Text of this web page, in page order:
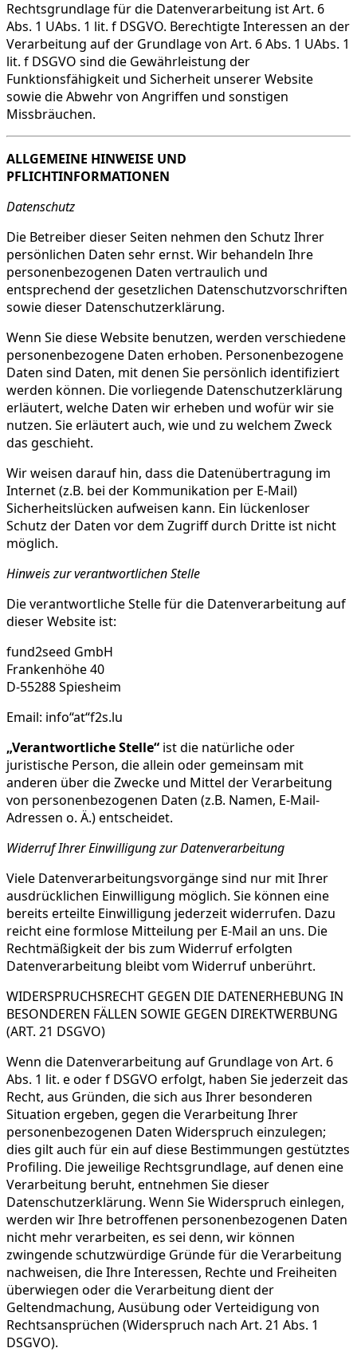
Rechtsgrundlage für die Datenverarbeitung ist Art. 6
Abs. 1 UAbs. 1 lit. f DSGVO. Berechtigte Interessen an der
Verarbeitung auf der Grundlage von Art. 6 Abs. 1 UAbs. 1
lit. f DSGVO sind die Gewährleistung der
Funktionsfähigkeit und Sicherheit unserer Website
sowie die Abwehr von Angriffen und sonstigen
Missbräuchen.
ALLGEMEINE HINWEISE UND
PFLICHTINFORMATIONEN
Datenschutz
Die Betreiber dieser Seiten nehmen den Schutz Ihrer
persönlichen Daten sehr ernst. Wir behandeln Ihre
personenbezogenen Daten vertraulich und
entsprechend der gesetzlichen Datenschutzvorschriften
sowie dieser Datenschutzerklärung.
Wenn Sie diese Website benutzen, werden verschiedene
personenbezogene Daten erhoben. Personenbezogene
Daten sind Daten, mit denen Sie persönlich identifiziert
werden können. Die vorliegende Datenschutzerklärung
erläutert, welche Daten wir erheben und wofür wir sie
nutzen. Sie erläutert auch, wie und zu welchem Zweck
das geschieht.
Wir weisen darauf hin, dass die Datenübertragung im
Internet (z.B. bei der Kommunikation per E-Mail)
Sicherheitslücken aufweisen kann. Ein lückenloser
Schutz der Daten vor dem Zugriff durch Dritte ist nicht
möglich.
Hinweis zur verantwortlichen Stelle
Die verantwortliche Stelle für die Datenverarbeitung auf
dieser Website ist:
fund2seed GmbH
Frankenhöhe 40
D-55288 Spiesheim
Email: info“at“f2s.lu
„Verantwortliche Stelle“ ist die natürliche oder
juristische Person, die allein oder gemeinsam mit
anderen über die Zwecke und Mittel der Verarbeitung
von personenbezogenen Daten (z.B. Namen, E-Mail-
Adressen o. Ä.) entscheidet.
Widerruf Ihrer Einwilligung zur Datenverarbeitung
Viele Datenverarbeitungsvorgänge sind nur mit Ihrer
ausdrücklichen Einwilligung möglich. Sie können eine
bereits erteilte Einwilligung jederzeit widerrufen. Dazu
reicht eine formlose Mitteilung per E-Mail an uns. Die
Rechtmäßigkeit der bis zum Widerruf erfolgten
Datenverarbeitung bleibt vom Widerruf unberührt.
WIDERSPRUCHSRECHT GEGEN DIE DATENERHEBUNG IN
BESONDEREN FÄLLEN SOWIE GEGEN DIREKTWERBUNG
(ART. 21 DSGVO)
Wenn die Datenverarbeitung auf Grundlage von Art. 6
Abs. 1 lit. e oder f DSGVO erfolgt, haben Sie jederzeit das
Recht, aus Gründen, die sich aus Ihrer besonderen
Situation ergeben, gegen die Verarbeitung Ihrer
personenbezogenen Daten Widerspruch einzulegen;
dies gilt auch für ein auf diese Bestimmungen gestütztes
Profiling. Die jeweilige Rechtsgrundlage, auf denen eine
Verarbeitung beruht, entnehmen Sie dieser
Datenschutzerklärung. Wenn Sie Widerspruch einlegen,
werden wir Ihre betroffenen personenbezogenen Daten
nicht mehr verarbeiten, es sei denn, wir können
zwingende schutzwürdige Gründe für die Verarbeitung
nachweisen, die Ihre Interessen, Rechte und Freiheiten
überwiegen oder die Verarbeitung dient der
Geltendmachung, Ausübung oder Verteidigung von
Rechtsansprüchen (Widerspruch nach Art. 21 Abs. 1
DSGVO).